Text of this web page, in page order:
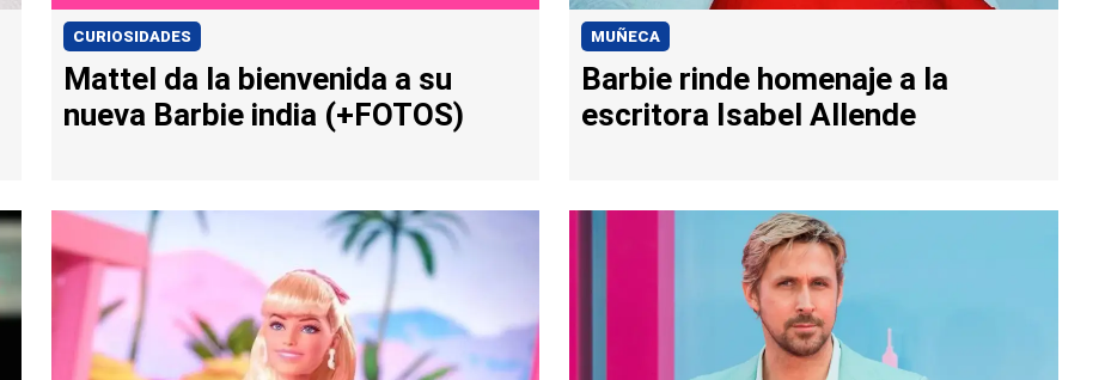
CURIOSIDADES
Mattel da la bienvenida a su
nueva Barbie india (+FOTOS)
MUÑECA
Barbie rinde homenaje a la
escritora Isabel Allende